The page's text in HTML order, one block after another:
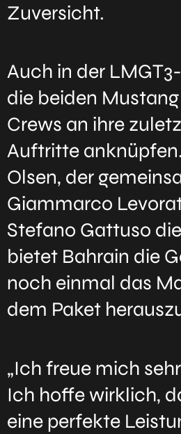
Zuversicht.
Auch in der
die beiden
Crews an ihre
Auftritte
Olsen, der
Giammarco
Stefano Gattuso
bietet Bahrain die
noch einmal das
dem Paket
„Ich freue mich
Ich hoffe wirklich,
eine perfekte